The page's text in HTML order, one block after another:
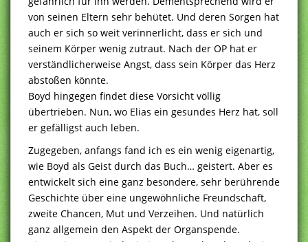
von seinen Eltern sehr behütet. Und deren Sorgen hat
auch er sich so weit verinnerlicht, dass er sich und
seinem Körper wenig zutraut. Nach der OP hat er
verständlicherweise Angst, dass sein Körper das Herz
abstoßen könnte.
Boyd hingegen findet diese Vorsicht völlig
übertrieben. Nun, wo Elias ein gesundes Herz hat, soll
er gefälligst auch leben.
Zugegeben, anfangs fand ich es ein wenig eigenartig,
wie Boyd als Geist durch das Buch… geistert. Aber es
entwickelt sich eine ganz besondere, sehr berührende
Geschichte über eine ungewöhnliche Freundschaft,
zweite Chancen, Mut und Verzeihen. Und natürlich
ganz allgemein den Aspekt der Organspende.